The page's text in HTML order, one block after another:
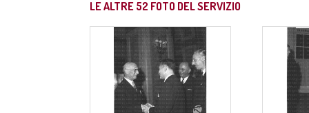
LE ALTRE 52 FOTO DEL SERVIZIO